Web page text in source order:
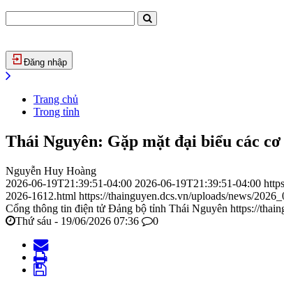
Đăng nhập
Trang chủ
Trong tỉnh
Thái Nguyên: Gặp mặt đại biểu các
Nguyễn Huy Hoàng
2026-06-19T21:39:51-04:00 2026-06-19T21:39:51-04:00
2026-1612.html https://thainguyen.dcs.vn/uploads/news/
Cổng thông tin điện tử Đảng bộ tỉnh Thái Nguyên https://
Thứ sáu - 19/06/2026 07:36
0